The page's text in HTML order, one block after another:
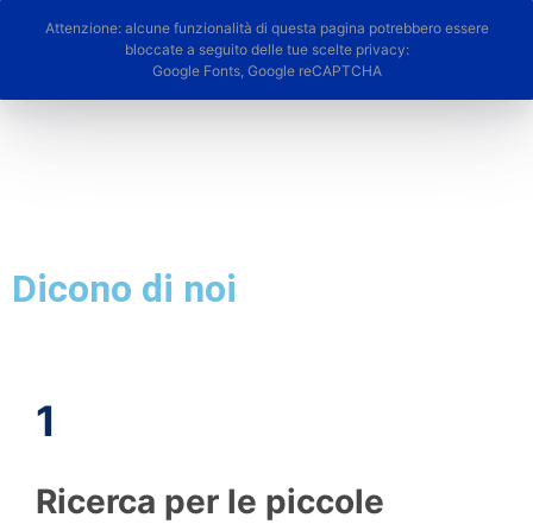
Dicono di noi
1
Ricerca per le piccole
Attenzione: alcune funzionalità di questa pagina potrebbero essere
bloccate a seguito delle tue scelte privacy:
Google Fonts, Google reCAPTCHA